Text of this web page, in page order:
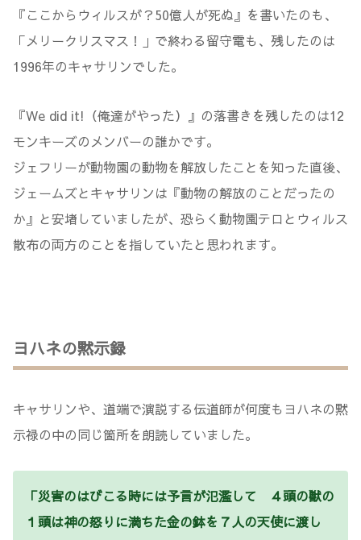
『ここからウィルスが？50億人が死ぬ』を書いたのも、
「メリークリスマス！」で終わる留守電も、残したのは
1996年のキャサリンでした。
『We did it!（俺達がやった）』の落書きを残したのは12
モンキーズのメンバーの誰かです。
ジェフリーが動物園の動物を解放したことを知った直後、
ジェームズとキャサリンは『動物の解放のことだったの
か』と安堵していましたが、恐らく動物園テロとウィルス
散布の両方のことを指していたと思われます。
ヨハネの黙示録
キャサリンや、道端で演説する伝道師が何度もヨハネの黙
示禄の中の同じ箇所を朗読していました。
「災害のはびこる時には予言が氾濫して ４頭の獣の
１頭は神の怒りに満ちた金の鉢を７人の天使に渡し